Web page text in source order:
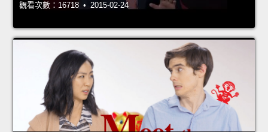
觀看次數：16718 • 2015-02-24